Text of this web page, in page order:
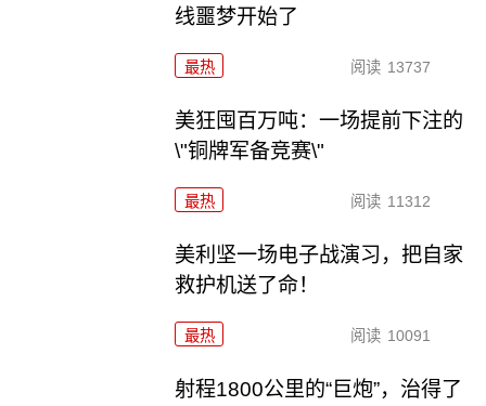
线噩梦开始了
最热 阅读 13737
美狂囤百万吨：一场提前下注的
\"铜牌军备竞赛\"
最热 阅读 11312
美利坚一场电子战演习，把自家
救护机送了命！
最热 阅读 10091
射程1800公里的“巨炮”，治得了